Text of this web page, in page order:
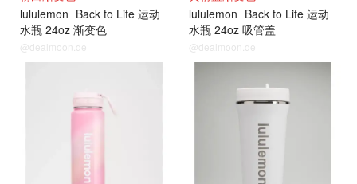
lululemon Back to Life 运动
水瓶 24oz 渐变色
@dealmoon.de
lululemon Back to Life 运动
水瓶 24oz 吸管盖
@dealmoon.de